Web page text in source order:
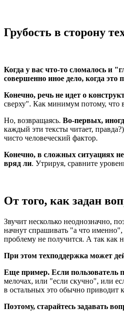
Грубость в сторону
Когда у вас что-то сломалось и
совершенно иное дело, когда это
Конечно, речь не идет о
сверху". Как минимум потому, что
Но, возвращаясь. Во-первых,
каждый эти тексты читает,
чисто человеческий фактор.
Конечно, в сложных ситуациях
вряд ли. Утрируя, сравните
От того, как задан
Звучит несколько неоднозначно,
начнут спрашивать "а что
проблему не получится. А так как
При этом техподдержка может
Еще пример. Если пользователь
мелочах, или "если скучно", или
в остальных это обычно приводит
Поэтому, старайтесь задавать